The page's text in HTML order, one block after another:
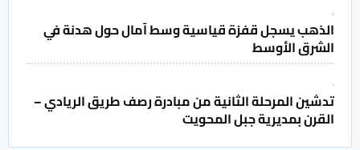
الذهب يسجل قفزة قياسية وسط آمال حول هدنة في
الشرق الأوسط
تدشين المرحلة الثانية من مبادرة رصف طريق الريادي –
القرن بمديرية جبل المحويت